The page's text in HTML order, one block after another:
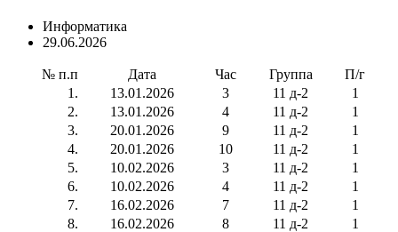
Информатика
29.06.2026
№ п.п Дата Час Группа
П/г
1.
13.01.2026 3 11 д-2
1
2.
13.01.2026 4 11 д-2
1
3.
20.01.2026 9 11 д-2
1
4.
20.01.2026 10 11 д-2
1
5.
10.02.2026 3 11 д-2
1
6.
10.02.2026 4 11 д-2
1
7.
16.02.2026 7 11 д-2
1
8.
16.02.2026 8 11 д-2
1